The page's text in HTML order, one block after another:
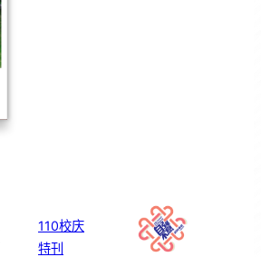
110校庆
特刊